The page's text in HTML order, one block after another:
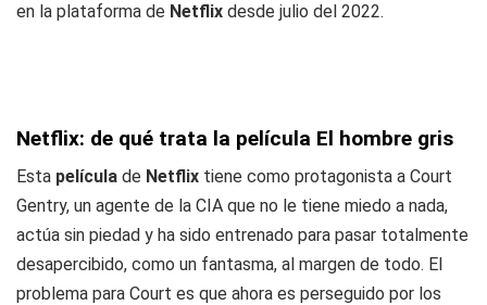
en la plataforma de Netflix desde julio del 2022.
Netflix: de qué trata la película El hombre gris
Esta película de Netflix tiene como protagonista a Court
Gentry, un agente de la CIA que no le tiene miedo a nada,
actúa sin piedad y ha sido entrenado para pasar totalmente
desapercibido, como un fantasma, al margen de todo. El
problema para Court es que ahora es perseguido por los